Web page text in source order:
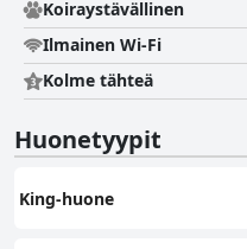
Koiraystävällinen
Ilmainen Wi-Fi
Kolme tähteä
Huonetyypit
King-huone